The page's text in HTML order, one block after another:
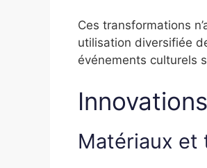
Ces transformations
utilisation diversifiée
événements culturels
Matériaux et